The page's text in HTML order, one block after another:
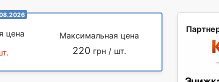
цена Максимальная цена
220 грн / шт.